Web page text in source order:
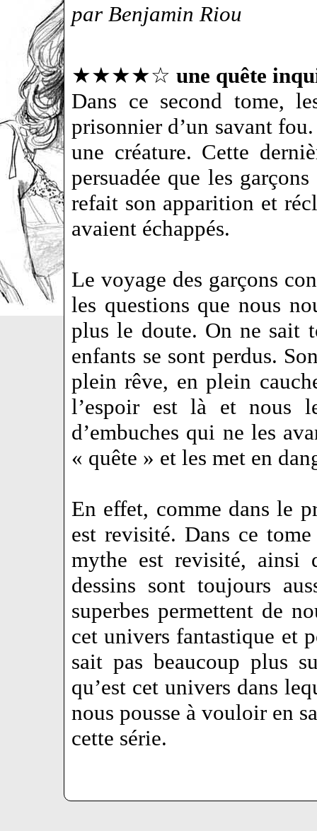
par Benjamin Riou
★★★★☆ une quête
Dans ce second tome,
prisonnier d’un savant
une créature. Cette
persuadée que les
refait son apparition et
avaient échappés.
Le voyage des garçons
les questions que nous
plus le doute. On ne sait
enfants se sont perdus.
plein rêve, en plein
l’espoir est là et nous
d’embuches qui ne les
« quête » et les met en
En effet, comme dans le
est revisité. Dans ce
mythe est revisité, ainsi
dessins sont toujours
superbes permettent de
cet univers fantastique et
sait pas beaucoup plus
qu’est cet univers dans
nous pousse à vouloir en
cette série.